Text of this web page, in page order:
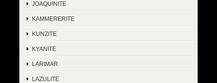
JOAQUINITE
KAMMERERITE
KUNZITE
KYANITE
LARIMAR
LAZULITE